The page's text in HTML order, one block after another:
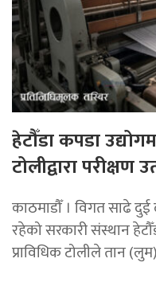
हेटौँडा कपडा
टोलीद्वारा परीक्षण
काठमाडौँ । विगत साढे
रहेको सरकारी संस्थान
प्राविधिक टोलीले तान